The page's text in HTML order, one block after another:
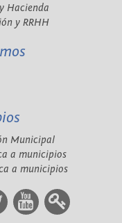
Hacienda
y RRHH
Municipal
a municipios
a municipios